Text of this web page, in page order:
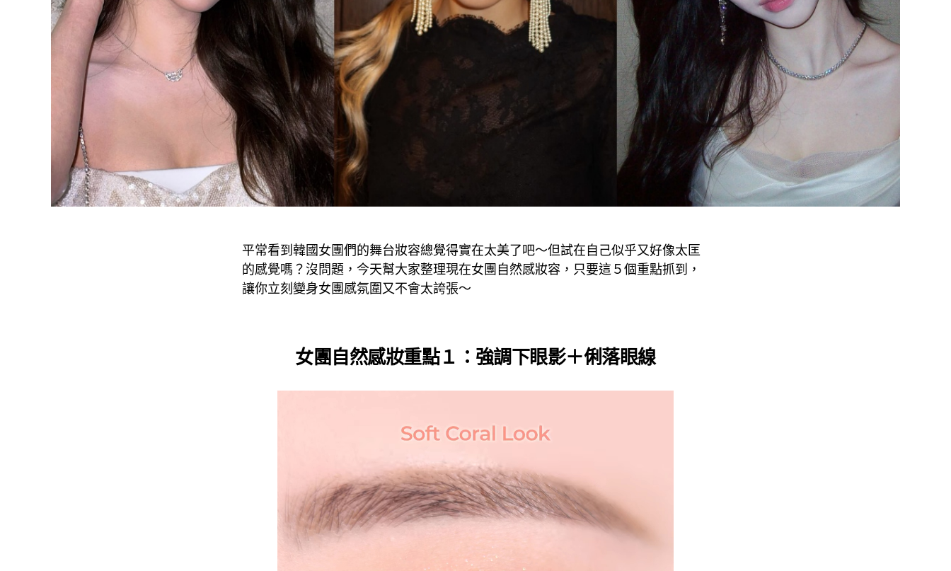
平常看到韓國女團們的舞台妝容總覺得實在太美了吧～但試在自己似乎又好像太匡
的感覺嗎？沒問題，今天幫大家整理現在女團自然感妝容，只要這５個重點抓到，
讓你立刻變身女團感氛圍又不會太誇張～
女團自然感妝重點１：強調下眼影＋俐落眼線